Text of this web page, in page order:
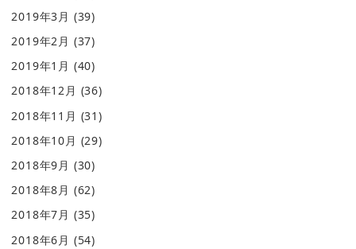
2019年3月 (39)
2019年2月 (37)
2019年1月 (40)
2018年12月 (36)
2018年11月 (31)
2018年10月 (29)
2018年9月 (30)
2018年8月 (62)
2018年7月 (35)
2018年6月 (54)